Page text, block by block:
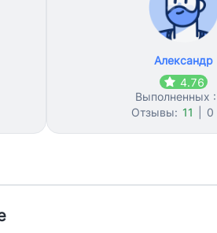
Александр
4.76
Выполненных :
Отзывы: 11 0